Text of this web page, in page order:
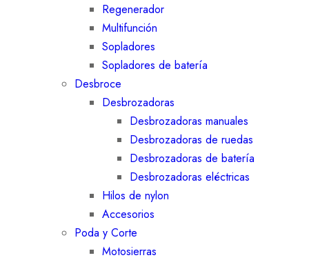
Regenerador
Multifunción
Sopladores
Sopladores de batería
Desbroce
Desbrozadoras
Desbrozadoras manuales
Desbrozadoras de ruedas
Desbrozadoras de batería
Desbrozadoras eléctricas
Hilos de nylon
Accesorios
Poda y Corte
Motosierras